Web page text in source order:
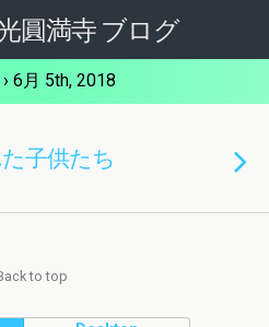
圓満寺 ブログ
6月 5th, 2018
子供たち
to top